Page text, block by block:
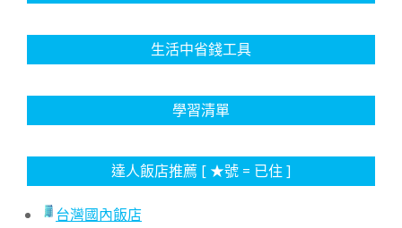
生活中省錢工具
學習清單
達人飯店推薦 [ ★號 = 已住 ]
台灣國內飯店